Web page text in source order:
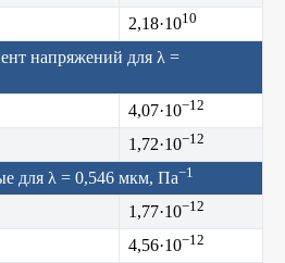
2,18·1010
напряжений для λ =
4,07·10−12
1,72·10−12
для λ = 0,546 мкм, Па−1
1,77·10−12
4,56·10−12